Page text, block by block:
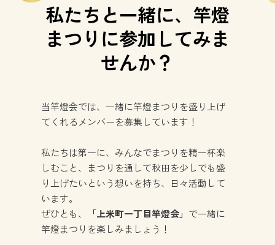
私たちと一緒に、竿燈
まつりに参加してみま
せんか？
当竿燈会では、一緒に竿燈まつりを盛り上げ
てくれるメンバーを募集しています！
私たちは第一に、みんなでまつりを精一杯楽
しむこと、まつりを通して秋田を少しでも盛
り上げたいという想いを持ち、日々活動して
います。
ぜひとも、
「上米町一丁目竿燈会」 で一緒に
竿燈まつりを楽しみましょう！